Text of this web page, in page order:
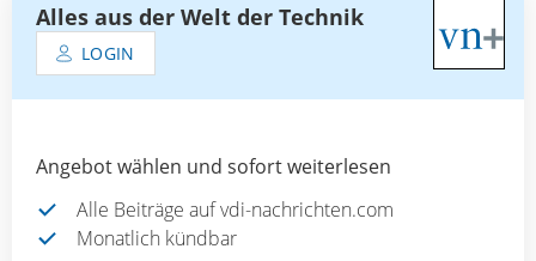
Alles aus der Welt der Technik
LOGIN
Angebot wählen und sofort weiterlesen
Alle Beiträge auf vdi-nachrichten.com
Monatlich kündbar